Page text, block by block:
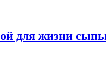
для жизни